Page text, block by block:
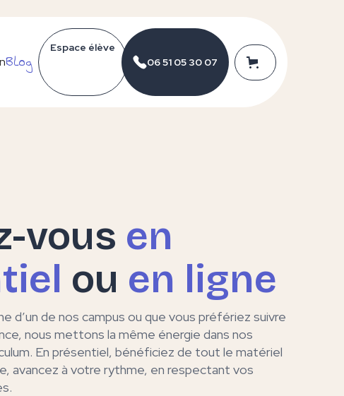
Blog
Espace élève
06 51 05 30 07
vous en
ou en ligne
d’un de nos campus ou que vous préfériez suivre
nous mettons la même énergie dans nos
En présentiel, bénéficiez de tout le matériel
avancez à votre rythme, en respectant vos